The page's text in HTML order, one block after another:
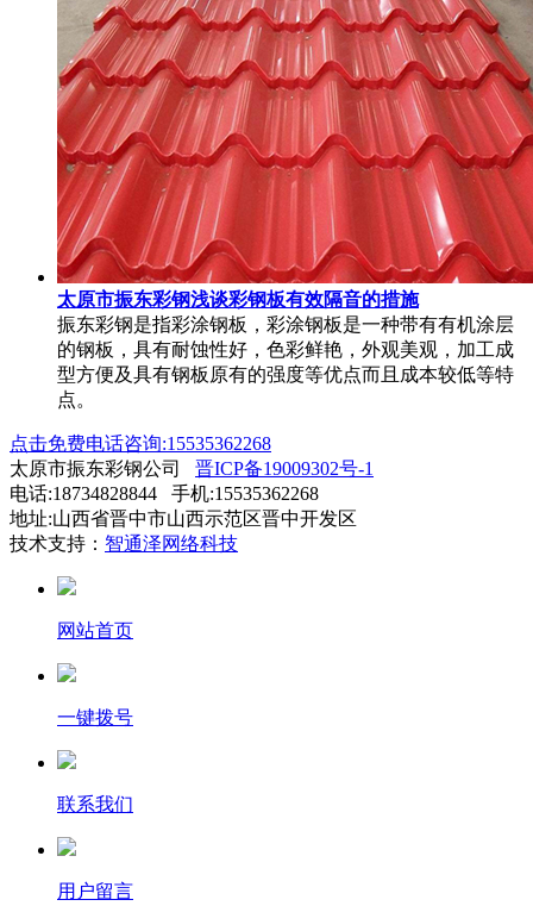
太原市振东彩钢浅谈彩钢板有效隔音的措施
振东彩钢是指彩涂钢板，彩涂钢板是一种带有有机涂层
的钢板，具有耐蚀性好，色彩鲜艳，外观美观，加工成
型方便及具有钢板原有的强度等优点而且成本较低等特
点。
点击免费电话咨询:15535362268
太原市振东彩钢公司 晋ICP备19009302号-1
电话:18734828844 手机:15535362268
地址:山西省晋中市山西示范区晋中开发区
技术支持： 智通泽网络科技
网站首页
一键拨号
联系我们
用户留言